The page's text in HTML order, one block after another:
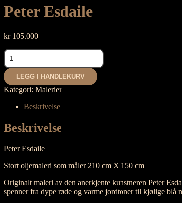
Peter Esdaile
kr105.000
Peter
Esdaile
antall
LEGG I HANDLEKURV
Kategori: Malerier
Beskrivelse
Beskrivelse
Peter Esdaile
Stort oljemaleri som måler 210 cm X 150 cm
Originalt maleri av den anerkjente kunstneren Peter
spenner fra dype røde og varme jordtoner til kjølige blå